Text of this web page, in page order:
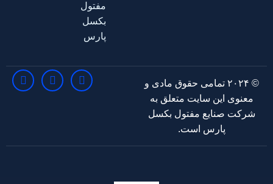
مفتول
بکسل
پارس
© ۲۰۲۴ تمامی حقوق مادی و
معنوی این سایت متعلق به
شرکت صنایع مفتول بکسل
پارس است.